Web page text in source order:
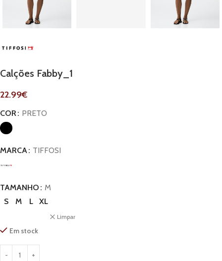
Calções Fabby_1
22.99€
COR PRETO
MARCA TIFFOSI
TAMANHO
M
S
M L XL
Limpar
Em stock